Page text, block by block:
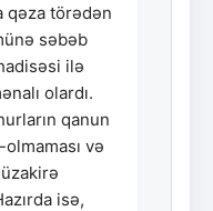
qəza törədən
səbəb
ilə
olardı.
qanun
və
isə,